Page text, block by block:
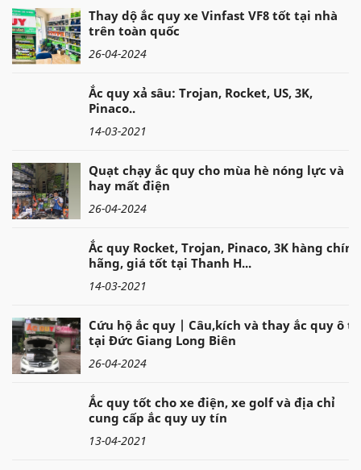
Thay dộ ắc quy xe Vinfast VF8 tốt tại nhà
trên toàn quốc
26-04-2024
Ắc quy xả sâu: Trojan, Rocket, US, 3K,
Pinaco..
14-03-2021
Quạt chạy ắc quy cho mùa hè nóng lực và
hay mất điện
26-04-2024
Ắc quy Rocket, Trojan, Pinaco, 3K hàng chính
hãng, giá tốt tại Thanh H...
14-03-2021
Cứu hộ ắc quy | Câu,kích và thay ắc quy ô tô
tại Đức Giang Long Biên
26-04-2024
Ắc quy tốt cho xe điện, xe golf và địa chỉ
cung cấp ắc quy uy tín
13-04-2021